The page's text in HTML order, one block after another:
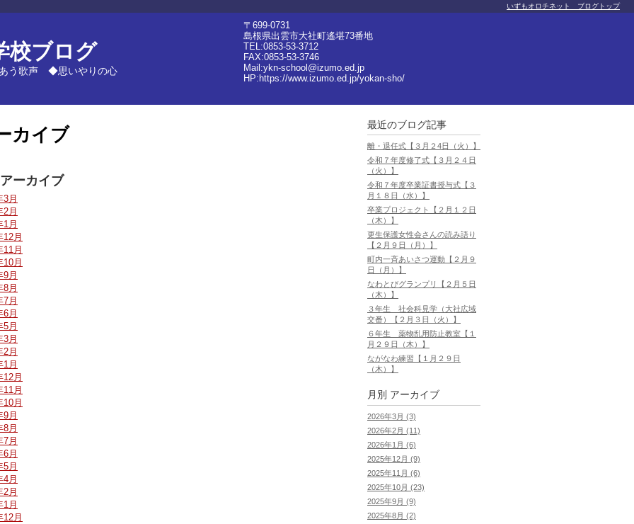
校ブログ
う歌声 ◆思いやりの心
〒699-0731
島根県出雲市大社町遙堪73番地
TEL:0853-53-3712
FAX:0853-53-3746
Mail:ykn-school@izumo.ed.jp
HP: https://www.izumo.ed.jp/yokan-sho/
いずもオロチネット ブログトップ
カイブ
ーカイブ
3月
2月
1月
12月
11月
10月
9月
8月
7月
6月
5月
3月
2月
1月
12月
11月
10月
9月
8月
7月
6月
5月
4月
2月
1月
12月
最近のブログ記事
離・退任式【３月２4日（火）】
令和７年度修了式【３月２４日
（火）】
令和７年度卒業証書授与式【３
月１８日（水）】
卒業プロジェクト【２月１２日
（木）】
更生保護女性会さんの読み語り
【２月９日（月）】
町内一斉あいさつ運動【２月９
日（月）】
なわとびグランプリ【２月５日
（木）】
３年生 社会科見学（大社広域
交番）【２月３日（火）】
６年生 薬物乱用防止教室【１
月２９日（木）】
ながなわ練習【１月２９日
（木）】
月別 アーカイブ
2026年3月 (3)
2026年2月 (11)
2026年1月 (6)
2025年12月 (9)
2025年11月 (6)
2025年10月 (23)
2025年9月 (9)
2025年8月 (2)